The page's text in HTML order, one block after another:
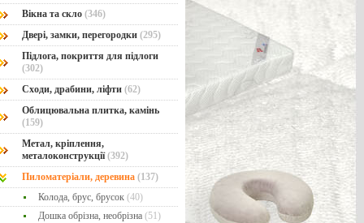
Вікна та скло (346)
Двері, замки, перегородки (295)
Підлога, покриття для підлоги
(302)
Сходи, драбини, ліфти (62)
Облицювальна плитка, камінь
(159)
Метал, кріплення,
металоконструкції(392)
Пиломатеріали, деревина (137)
Колода, брус, брусок (40)
Дошка обрізна, необрізна (51)